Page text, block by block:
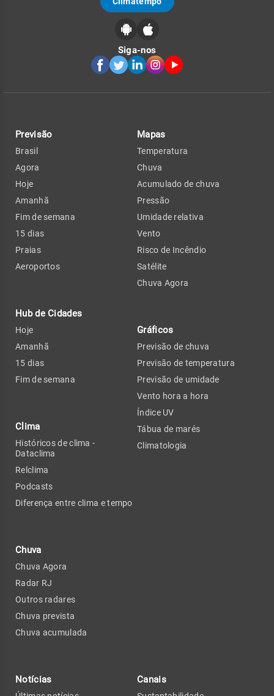
Siga-nos
Previsão
Brasil
Agora
Hoje
Amanhã
Fim de semana
15 dias
Praias
Aeroportos
Hub de Cidades
Hoje
Amanhã
15 dias
Fim de semana
Clima
Históricos de clima -
Dataclima
Relclima
Podcasts
Diferença entre clima e tempo
Chuva
Chuva Agora
Radar RJ
Outros radares
Chuva prevista
Chuva acumulada
Mapas
Temperatura
Chuva
Acumulado de chuva
Pressão
Umidade relativa
Vento
Risco de Incêndio
Satélite
Chuva Agora
Gráficos
Previsão de chuva
Previsão de temperatura
Previsão de umidade
Vento hora a hora
Índice UV
Tábua de marés
Climatologia
Notícias Canais